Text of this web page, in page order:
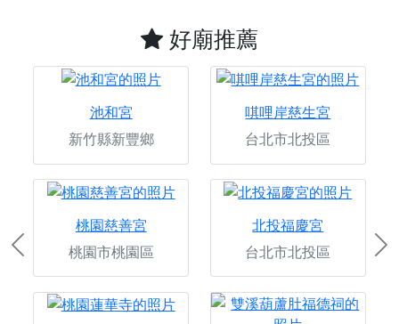
好廟推薦
池和宮
新竹縣新豐鄉
唭哩岸慈生宮
台北市北投區
桃園慈善宮
桃園市桃園區
北投福慶宮
台北市北投區
Previous